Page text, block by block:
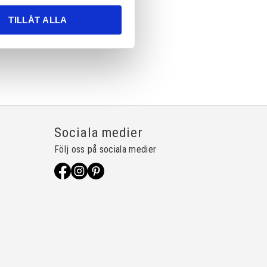
TILLÅT ALLA
Sociala medier
Följ oss på sociala medier